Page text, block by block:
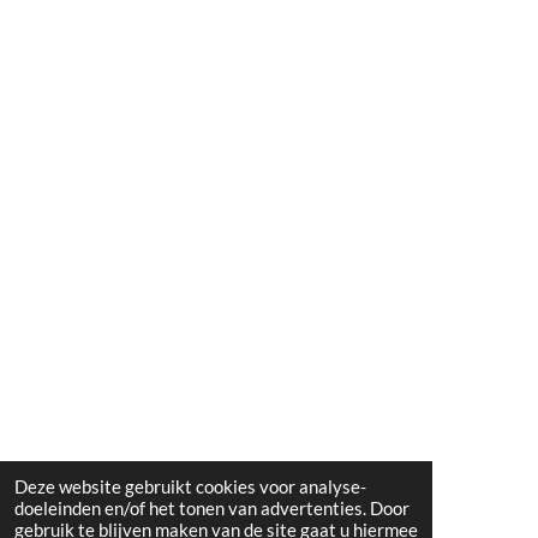
Deze website gebruikt cookies voor analyse-
doeleinden en/of het tonen van advertenties. Door
gebruik te blijven maken van de site gaat u hiermee